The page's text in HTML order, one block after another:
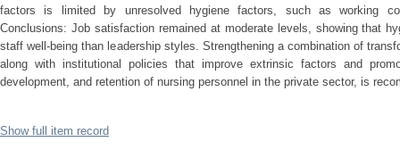
factors is limited by unresolved hygiene factors, such as working
Conclusions: Job satisfaction remained at moderate levels, showing that
staff well-being than leadership styles. Strengthening a combination of
along with institutional policies that improve extrinsic factors and
development, and retention of nursing personnel in the private sector, is
Show full item record